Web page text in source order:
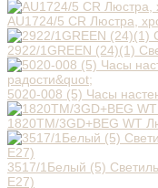
AU1724/5 CR Люстра,
2922/1GREEN (24)(1)
5020-008 (5) Часы
1820TM/3GD+BEG WT
3517/1Белый (5)
E27)